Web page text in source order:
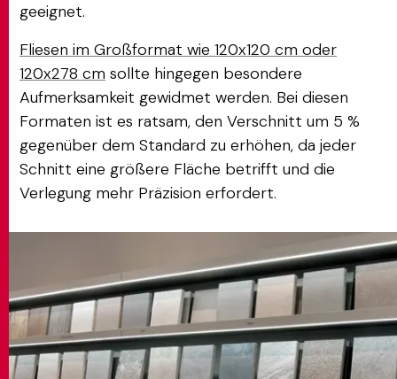
geeignet.
Fliesen im Großformat wie 120x120 cm oder
120x278 cm sollte hingegen besondere
Aufmerksamkeit gewidmet werden. Bei diesen
Formaten ist es ratsam, den Verschnitt um 5 %
gegenüber dem Standard zu erhöhen, da jeder
Schnitt eine größere Fläche betrifft und die
Verlegung mehr Präzision erfordert.